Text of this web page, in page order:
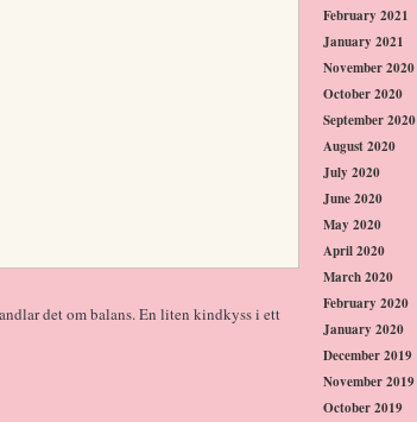
det om balans. En liten kindkyss i ett
February 2021
January 2021
November 2020
October 2020
September 2020
August 2020
July 2020
June 2020
May 2020
April 2020
March 2020
February 2020
January 2020
December 2019
November 2019
October 2019